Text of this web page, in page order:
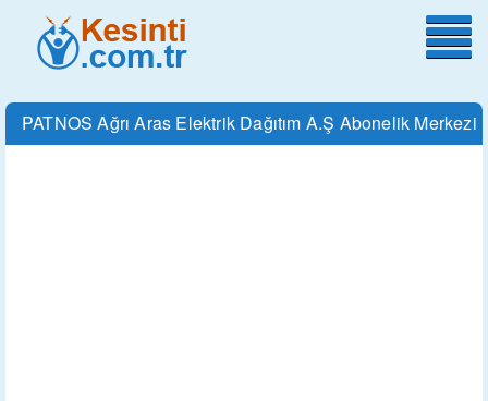
PATNOS Ağrı Aras Elektrik Dağıtım A.Ş Abonelik Merkezi